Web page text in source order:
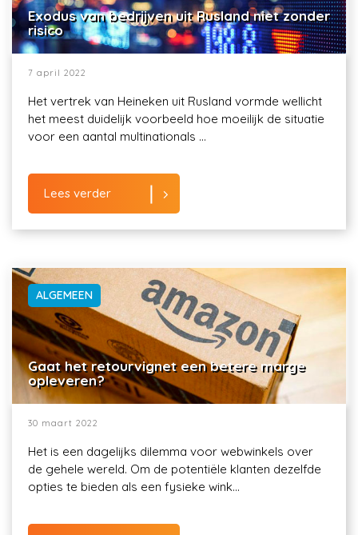
Exodus van bedrijven uit Rusland niet zonder
risico
7 april 2022
Het vertrek van Heineken uit Rusland vormde wellicht
het meest duidelijk voorbeeld hoe moeilijk de situatie
voor een aantal multinationals ...
Lees verder
ALGEMEEN
Gaat het retourvignet een betere marge
opleveren?
30 maart 2022
Het is een dagelijks dilemma voor webwinkels over
de gehele wereld. Om de potentiële klanten dezelfde
opties te bieden als een fysieke wink...